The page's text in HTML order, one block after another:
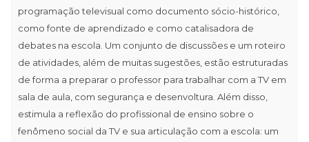
programação televisual como documento sócio-histórico,
como fonte de aprendizado e como catalisadora de
debates na escola. Um conjunto de discussões e um roteiro
de atividades, além de muitas sugestões, estão estruturadas
de forma a preparar o professor para trabalhar com a TV em
sala de aula, com segurança e desenvoltura. Além disso,
estimula a reflexão do profissional de ensino sobre o
fenômeno social da TV e sua articulação com a escola: um